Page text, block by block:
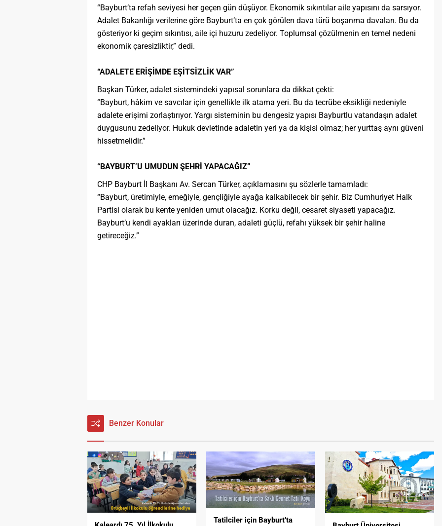
“Bayburt’ta refah seviyesi her geçen gün düşüyor. Ekonomik sıkıntılar aile yapısını da sarsıyor.
Adalet Bakanlığı verilerine göre Bayburt’ta en çok görülen dava türü boşanma davaları. Bu da
gösteriyor ki geçim sıkıntısı, aile içi huzuru zedeliyor. Toplumsal çözülmenin en temel nedeni
ekonomik çaresizliktir,” dedi.
“ADALETE ERİŞİMDE EŞİTSİZLİK VAR”
Başkan Türker, adalet sistemindeki yapısal sorunlara da dikkat çekti:
“Bayburt, hâkim ve savcılar için genellikle ilk atama yeri. Bu da tecrübe eksikliği nedeniyle
adalete erişimi zorlaştırıyor. Yargı sisteminin bu dengesiz yapısı Bayburtlu vatandaşın adalet
duygusunu zedeliyor. Hukuk devletinde adaletin yeri ya da kişisi olmaz; her yurttaş aynı güveni
hissetmelidir.”
“BAYBURT’U UMUDUN ŞEHRİ YAPACAĞIZ”
CHP Bayburt İl Başkanı Av. Sercan Türker, açıklamasını şu sözlerle tamamladı:
“Bayburt, üretimiyle, emeğiyle, gençliğiyle ayağa kalkabilecek bir şehir. Biz Cumhuriyet Halk
Partisi olarak bu kente yeniden umut olacağız. Korku değil, cesaret siyaseti yapacağız.
Bayburt’u kendi ayakları üzerinde duran, adaleti güçlü, refahı yüksek bir şehir haline
getireceğiz.”
Benzer Konular
Tatilciler için Bayburt’ta